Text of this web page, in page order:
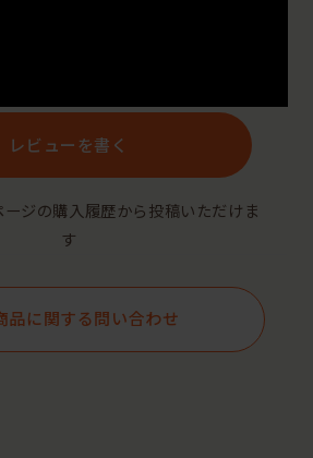
レビューを書く
ージの購入履歴から投稿いただけま
す
品に関する問い合わせ